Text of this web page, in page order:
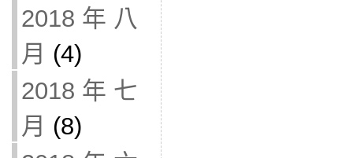
2018 年 八
月 (4)
2018 年 七
月 (8)